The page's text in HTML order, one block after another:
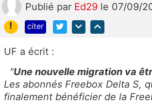
Publié par Ed29 le 07/09/
!
citer
UF a écrit :
"Une nouvelle migration va
Les abonnés Freebox Delta S,
finalement bénéficier de la